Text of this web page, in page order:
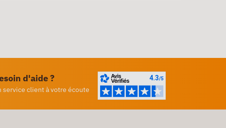
d'aide ?
service client à votre écoute